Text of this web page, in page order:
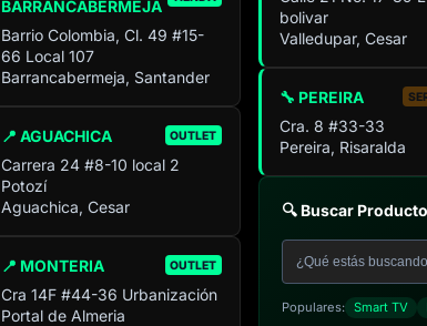
BARRANCABERMEJA
Barrio Colombia, Cl. 49 #15-
66 Local 107
Barrancabermeja, Santander
📍 AGUACHICA OUTLET
Carrera 24 #8-10 local 2
Potozí
Aguachica, Cesar
📍 MONTERIA OUTLET
Cra 14F #44-36 Urbanización
Portal de Almeria
bolivar
Valledupar, Cesar
🔧 PEREIRA
Cra. 8 #33-33
Pereira, Risaralda
🔍 Buscar
Populares: Smart TV